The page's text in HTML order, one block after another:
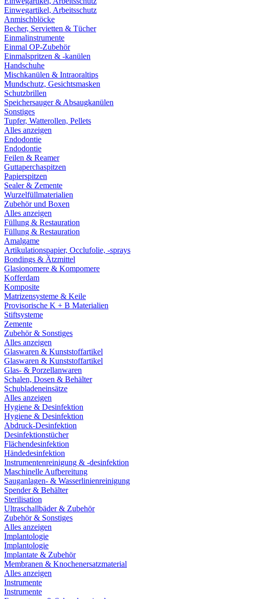
Einwegartikel, Arbeitsschutz
Anmischblöcke
Becher, Servietten & Tücher
Einmalinstrumente
Einmal OP-Zubehör
Einmalspritzen & -kanülen
Handschuhe
Mischkanülen & Intraoraltips
Mundschutz, Gesichtsmasken
Schutzbrillen
Speichersauger & Absaugkanülen
Sonstiges
Tupfer, Watterollen, Pellets
Alles anzeigen
Endodontie
Endodontie
Feilen & Reamer
Guttaperchaspitzen
Papierspitzen
Sealer & Zemente
Wurzelfüllmaterialien
Zubehör und Boxen
Alles anzeigen
Füllung & Restauration
Füllung & Restauration
Amalgame
Artikulationspapier, Occlufolie, -sprays
Bondings & Ätzmittel
Glasionomere & Kompomere
Kofferdam
Komposite
Matrizensysteme & Keile
Provisorische K + B Materialien
Stiftsysteme
Zemente
Zubehör & Sonstiges
Alles anzeigen
Glaswaren & Kunststoffartikel
Glaswaren & Kunststoffartikel
Glas- & Porzellanwaren
Schalen, Dosen & Behälter
Schubladeneinsätze
Alles anzeigen
Hygiene & Desinfektion
Hygiene & Desinfektion
Abdruck-Desinfektion
Desinfektionstücher
Flächendesinfektion
Händedesinfektion
Instrumentenreinigung & -desinfektion
Maschinelle Aufbereitung
Sauganlagen- & Wasserlinienreinigung
Spender & Behälter
Sterilisation
Ultraschallbäder & Zubehör
Zubehör & Sonstiges
Alles anzeigen
Implantologie
Implantologie
Implantate & Zubehör
Membranen & Knochenersatzmaterial
Alles anzeigen
Instrumente
Instrumente